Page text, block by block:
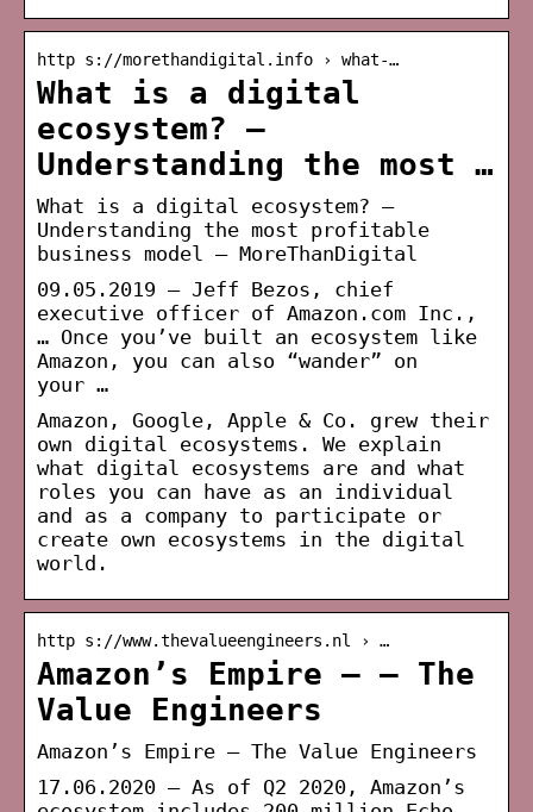
http s://morethandigital.info › what-…
What is a digital
ecosystem? –
Understanding the most …
What is a digital ecosystem? –
Understanding the most profitable
business model – MoreThanDigital
09.05.2019 — Jeff Bezos, chief
executive officer of Amazon.com Inc.,
… Once you’ve built an ecosystem like
Amazon, you can also “wander” on
your …
Amazon, Google, Apple & Co. grew their
own digital ecosystems. We explain
what digital ecosystems are and what
roles you can have as an individual
and as a company to participate or
create own ecosystems in the digital
world.
http s://www.thevalueengineers.nl › …
Amazon’s Empire – – The
Value Engineers
Amazon’s Empire – The Value Engineers
17.06.2020 — As of Q2 2020, Amazon’s